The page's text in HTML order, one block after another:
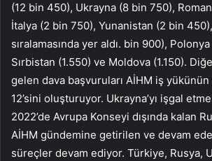
(12 bin 450), Ukrayna (8 bin 750),
İtalya (2 bin 750), Yunanistan (2 bin
sıralamasında yer aldı. bin 900),
Sırbistan (1.550) ve Moldova (1.150).
gelen dava başvuruları AİHM iş yükünün
12’sini oluşturuyor. Ukrayna’yı işgal
2022’de Avrupa Konseyi dışında kalan
AİHM gündemine getirilen ve devam
süreçler devam ediyor. Türkiye, Rusya,